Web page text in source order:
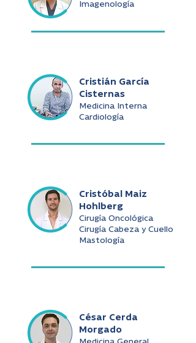
Imagenología
Cristián García
Cisternas
Medicina Interna
Cardiología
Cristóbal Maiz
Hohlberg
Cirugía Oncológica
Cirugía Cabeza y Cuello
Mastología
César Cerda
Morgado